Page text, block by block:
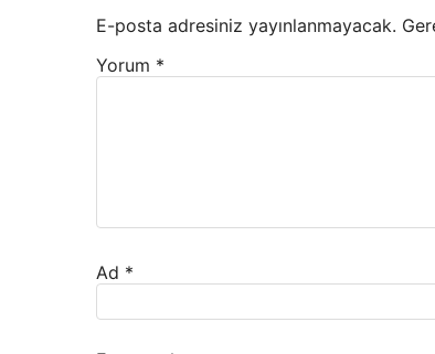
E-posta adresiniz yayınlanmayacak.
Yorum *
Ad *